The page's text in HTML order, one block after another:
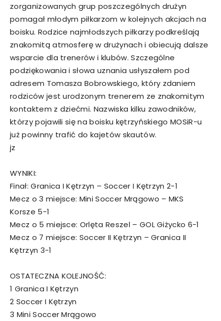
zorganizowanych grup poszczególnych drużyn
pomagał młodym piłkarzom w kolejnych akcjach na
boisku. Rodzice najmłodszych piłkarzy podkreślają
znakomitą atmosferę w drużynach i obiecują dalsze
wsparcie dla trenerów i klubów. Szczególne
podziękowania i słowa uznania usłyszałem pod
adresem Tomasza Bobrowskiego, który zdaniem
rodziców jest urodzonym trenerem ze znakomitym
kontaktem z dziećmi. Nazwiska kilku zawodników,
którzy pojawili się na boisku kętrzyńskiego MOSiR-u
już powinny trafić do kajetów skautów.
jz
WYNIKI:
Finał: Granica I Kętrzyn – Soccer I Kętrzyn 2-1
Mecz o 3 miejsce: Mini Soccer Mrągowo – MKS
Korsze 5-1
Mecz o 5 miejsce: Orlęta Reszel – GOL Giżycko 6-1
Mecz o 7 miejsce: Soccer II Kętrzyn – Granica II
Kętrzyn 3-1
OSTATECZNA KOLEJNOŚĆ:
1 Granica I Kętrzyn
2 Soccer I Kętrzyn
3 Mini Soccer Mrągowo